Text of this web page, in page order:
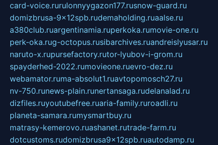
card-voice.rurulonnyygazon177.rusnow-guard.ru
domizbrusa-9x12spb.rudemaholding.ruaalse.ru
a380club.ruargentinamia.ruperkoka.rumovie-one.ru
perk-oka.rug-octopus.rusibarchives.ruandreislyusar.ru
naruto-x.rupursefactory.rutor-lyubov-i-grom.ru
spayderhed-2022.rumovieone.ruevro-dez.ru
webamator.ruma-absolut1.ruavtopomosch27.ru
nv-750.runews-plain.runertansaga.rudelanalad.ru
dizfiles.ruyoutubefree.ruaria-family.ruroadli.ru
planeta-samara.rumysmartbuy.ru
matrasy-kemerovo.ruashanet.rutrade-farm.ru
dotcustoms.rudomizbrusa9x12spb.ruautodamp.ru